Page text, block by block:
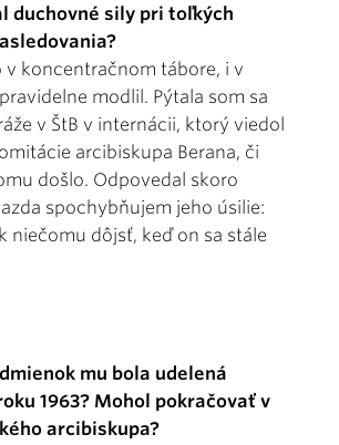
duchovné sily pri toľkých
v koncentračnom tábore, i v
modlil. Pýtala som sa
v ŠtB v internácii, ktorý viedol
arcibiskupa Berana, či
došlo. Odpovedal skoro
spochybňujem jeho úsilie:
niečomu dôjsť, keď on sa stále
mu bola udelená
1963? Mohol pokračovať v
arcibiskupa?